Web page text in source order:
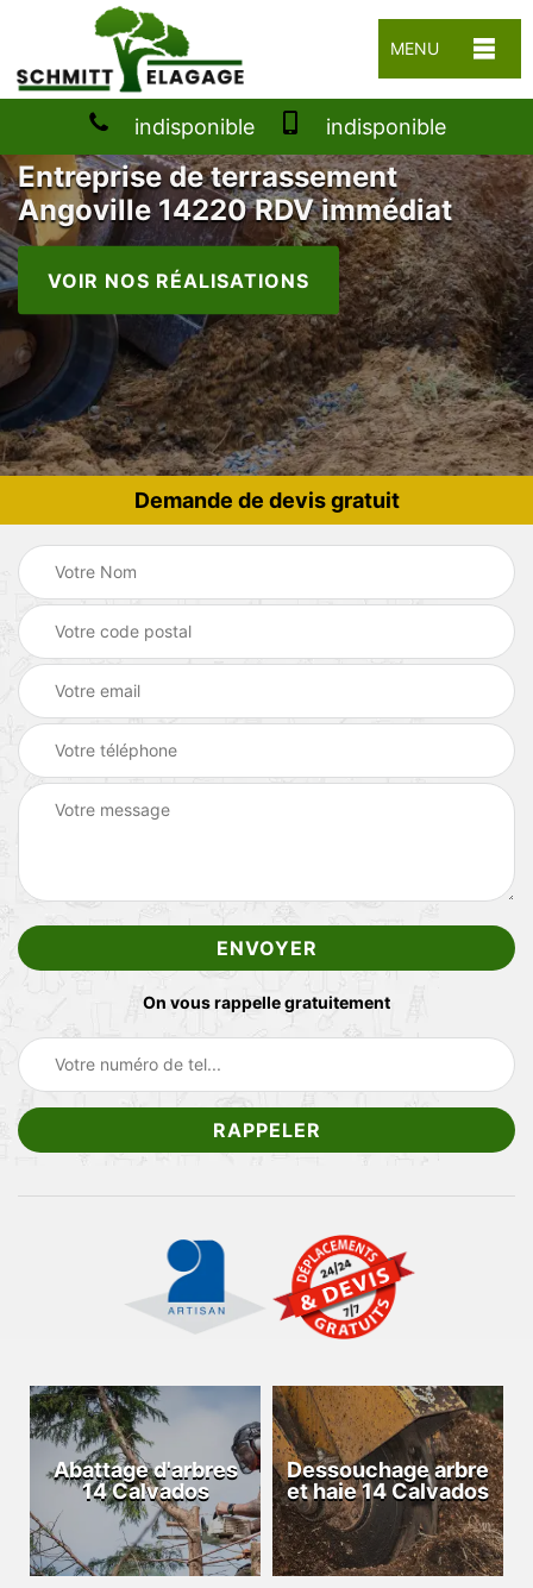
MENU
indisponible indisponible
Entreprise de terrassement
Angoville 14220 RDV immédiat
VOIR NOS RÉALISATIONS
Demande de devis gratuit
On vous rappelle gratuitement
Abattage d'arbres
14 Calvados
Dessouchage arbre
et haie 14 Calvados